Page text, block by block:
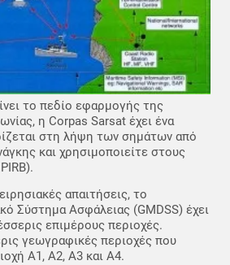
το πεδίο εφαρμογής της
η Corpas Sarsat έχει ένα
στη λήψη των σημάτων από
και χρησιμοποιείτε στους
απαιτήσεις, το
Σύστημα Ασφάλειας (GMDSS) έχει
επιμέρους περιοχές.
γεωγραφικές περιοχές που
Α1, Α2, Α3 και Α4.